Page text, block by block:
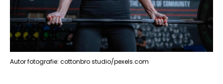
Autor fotografie: cottonbro studio/pexels.com